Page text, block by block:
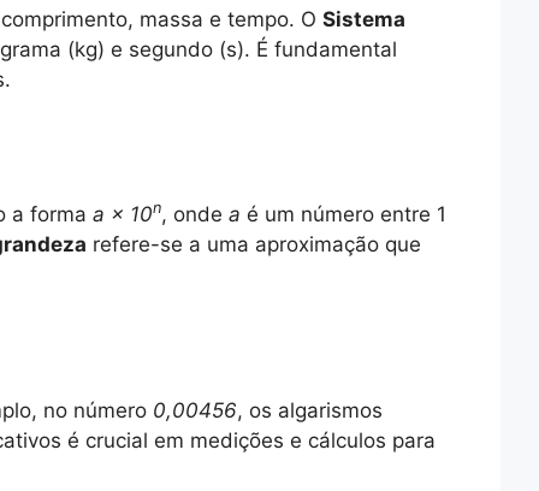
massa e tempo. O Sistema
(kg) e segundo (s). É fundamental
a forma a × 10n, onde a é um número entre 1
refere-se a uma aproximação que
no número 0,00456, os algarismos
é crucial em medições e cálculos para